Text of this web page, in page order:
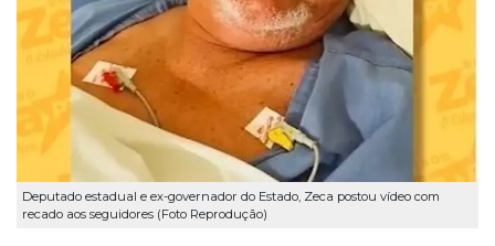
Deputado estadual e ex-governador do Estado, Zeca postou vídeo com
recado aos seguidores (Foto Reprodução)